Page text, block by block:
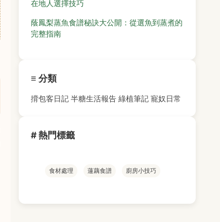
在地人選擇技巧
蔭鳳梨蒸魚食譜秘訣大公開：從選魚到蒸煮的
完整指南
≡ 分類
揹包客日記 半糖生活報告 綠植筆記 寵奴日常
# 熱門標籤
食材處理 蓮藕食譜 廚房小技巧